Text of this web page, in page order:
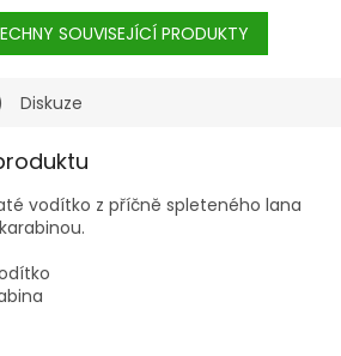
SOUVISEJÍCÍ PRODUKTY
Diskuze
vodítko z příčně spleteného lana